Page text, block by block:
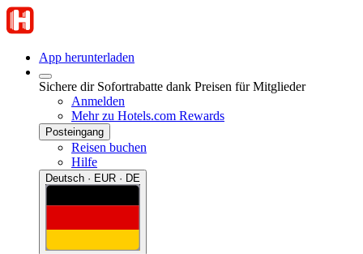
App herunterladen
Sichere dir Sofortrabatte dank Preisen für Mitglieder
Anmelden
Mehr zu Hotels.com Rewards
Posteingang
Reisen buchen
Hilfe
Deutsch · EUR · DE